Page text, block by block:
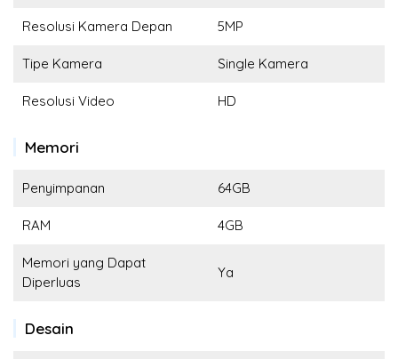
Resolusi Kamera Depan 5MP
Tipe Kamera Single Kamera
Resolusi Video HD
Memori
Penyimpanan 64GB
RAM 4GB
Memori yang Dapat
Diperluas
Ya
Desain